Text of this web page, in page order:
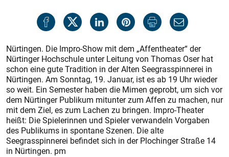
Nürtingen. Die Impro-Show mit dem „Affentheater“ der
Nürtinger Hochschule unter Leitung von Thomas Oser hat
schon eine gute Tradition in der Alten Seegrasspinnerei in
Nürtingen. Am Sonntag, 19. Januar, ist es ab 19 Uhr wieder
so weit. Ein Semester haben die Mimen geprobt, um sich vor
dem Nürtinger Publikum mitunter zum Affen zu machen, nur
mit dem Ziel, es zum Lachen zu bringen. Impro-Theater
heißt: Die Spielerinnen und Spieler verwandeln Vorgaben
des Publikums in spontane Szenen. Die alte
Seegrasspinnerei befindet sich in der Plochinger Straße 14
in Nürtingen. pm